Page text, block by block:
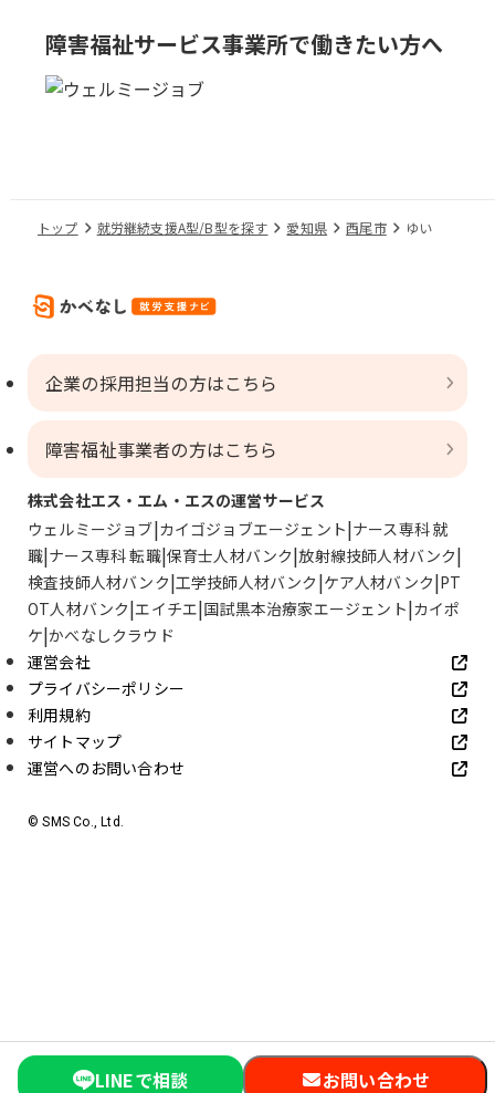
障害福祉サービス事業所で働きたい方へ
トップ 就労継続支援A型/B型を探す 愛知県 西尾市 ゆい
LINEで相談 お問い合わせ
企業の採用担当の方はこちら
障害福祉事業者の方はこちら
株式会社エス・エム・エスの運営サービス
ウェルミージョブ カイゴジョブエージェント ナース専科 就
職 ナース専科 転職 保育士人材バンク 放射線技師人材バンク
検査技師人材バンク 工学技師人材バンク ケア人材バンク PT
OT人材バンク エイチエ 国試黒本治療家エージェント カイポ
ケ かべなしクラウド
運営会社
プライバシーポリシー
利用規約
サイトマップ
運営へのお問い合わせ
© SMS Co., Ltd.